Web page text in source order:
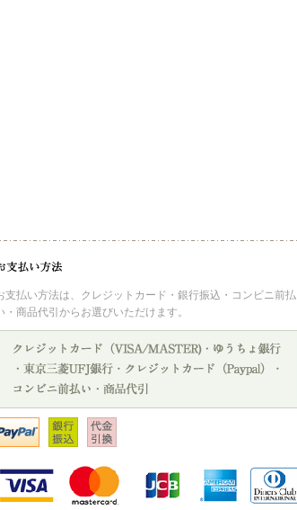
支払い方法は、クレジットカード・銀行振込・コンビニ前払
・商品代引からお選びいただけます。